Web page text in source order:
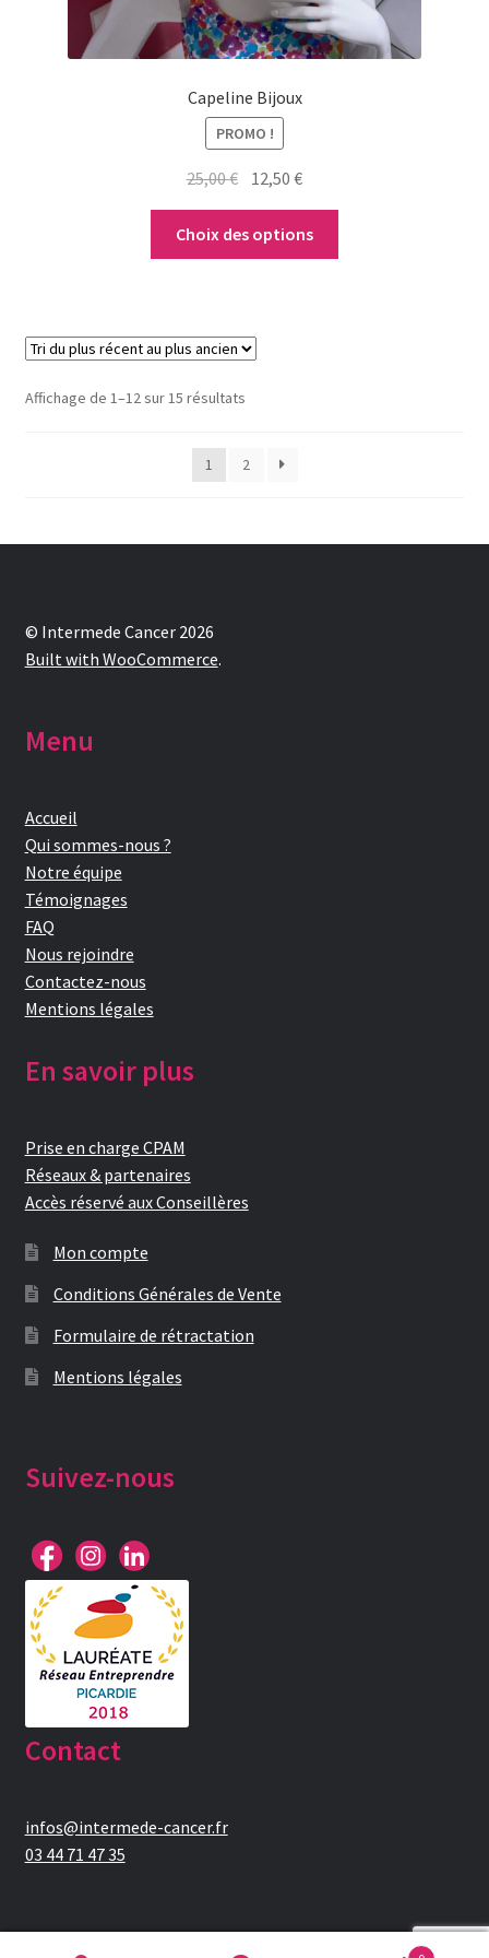
Capeline Bijoux
PROMO !
25,00€ Le
initial
était :
12,50€Le
actuel
est :
Choix des options
la
page
produit
Affichage de 1–12 sur 15 résultatsTrié
récent
ancien
1 2
Menu
Accueil
Qui sommes-nous ?
Notre équipe
Témoignages
FAQ
Nous rejoindre
Contactez-nous
Mentions légales
En savoir plus
Prise en charge CPAM
Réseaux & partenaires
Accès réservé aux Conseillères
Mon compte
Conditions Générales de Vente
Formulaire de rétractation
Mentions légales
Suivez-nous
Contact
infos@intermede-cancer.fr
03 44 71 47 35
© Intermede Cancer 2026
Built with WooCommerce.